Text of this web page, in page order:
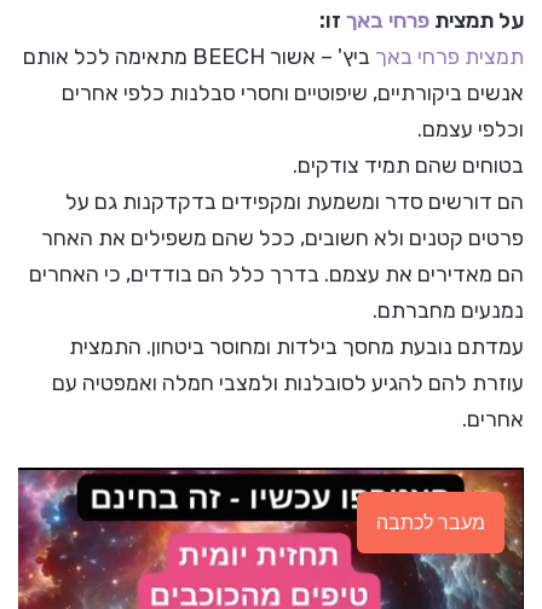
על תמצית פרחי באך זו:
תמצית פרחי באך
ביץ' – אשור BEECH מתאימה לכל אותם
אנשים ביקורתיים, שיפוטיים וחסרי סבלנות כלפי אחרים
וכלפי עצמם.
בטוחים שהם תמיד צודקים.
הם דורשים סדר ומשמעת ומקפידים בדקדקנות גם על
פרטים קטנים ולא חשובים, ככל שהם משפילים את האחר
הם מאדירים את עצמם. בדרך כלל הם בודדים, כי האחרים
נמנעים מחברתם.
עמדתם נובעת מחסך בילדות ומחוסר ביטחון. התמצית
עוזרת להם להגיע לסובלנות ולמצבי חמלה ואמפטיה עם
אחרים.
מעבר לכתבה